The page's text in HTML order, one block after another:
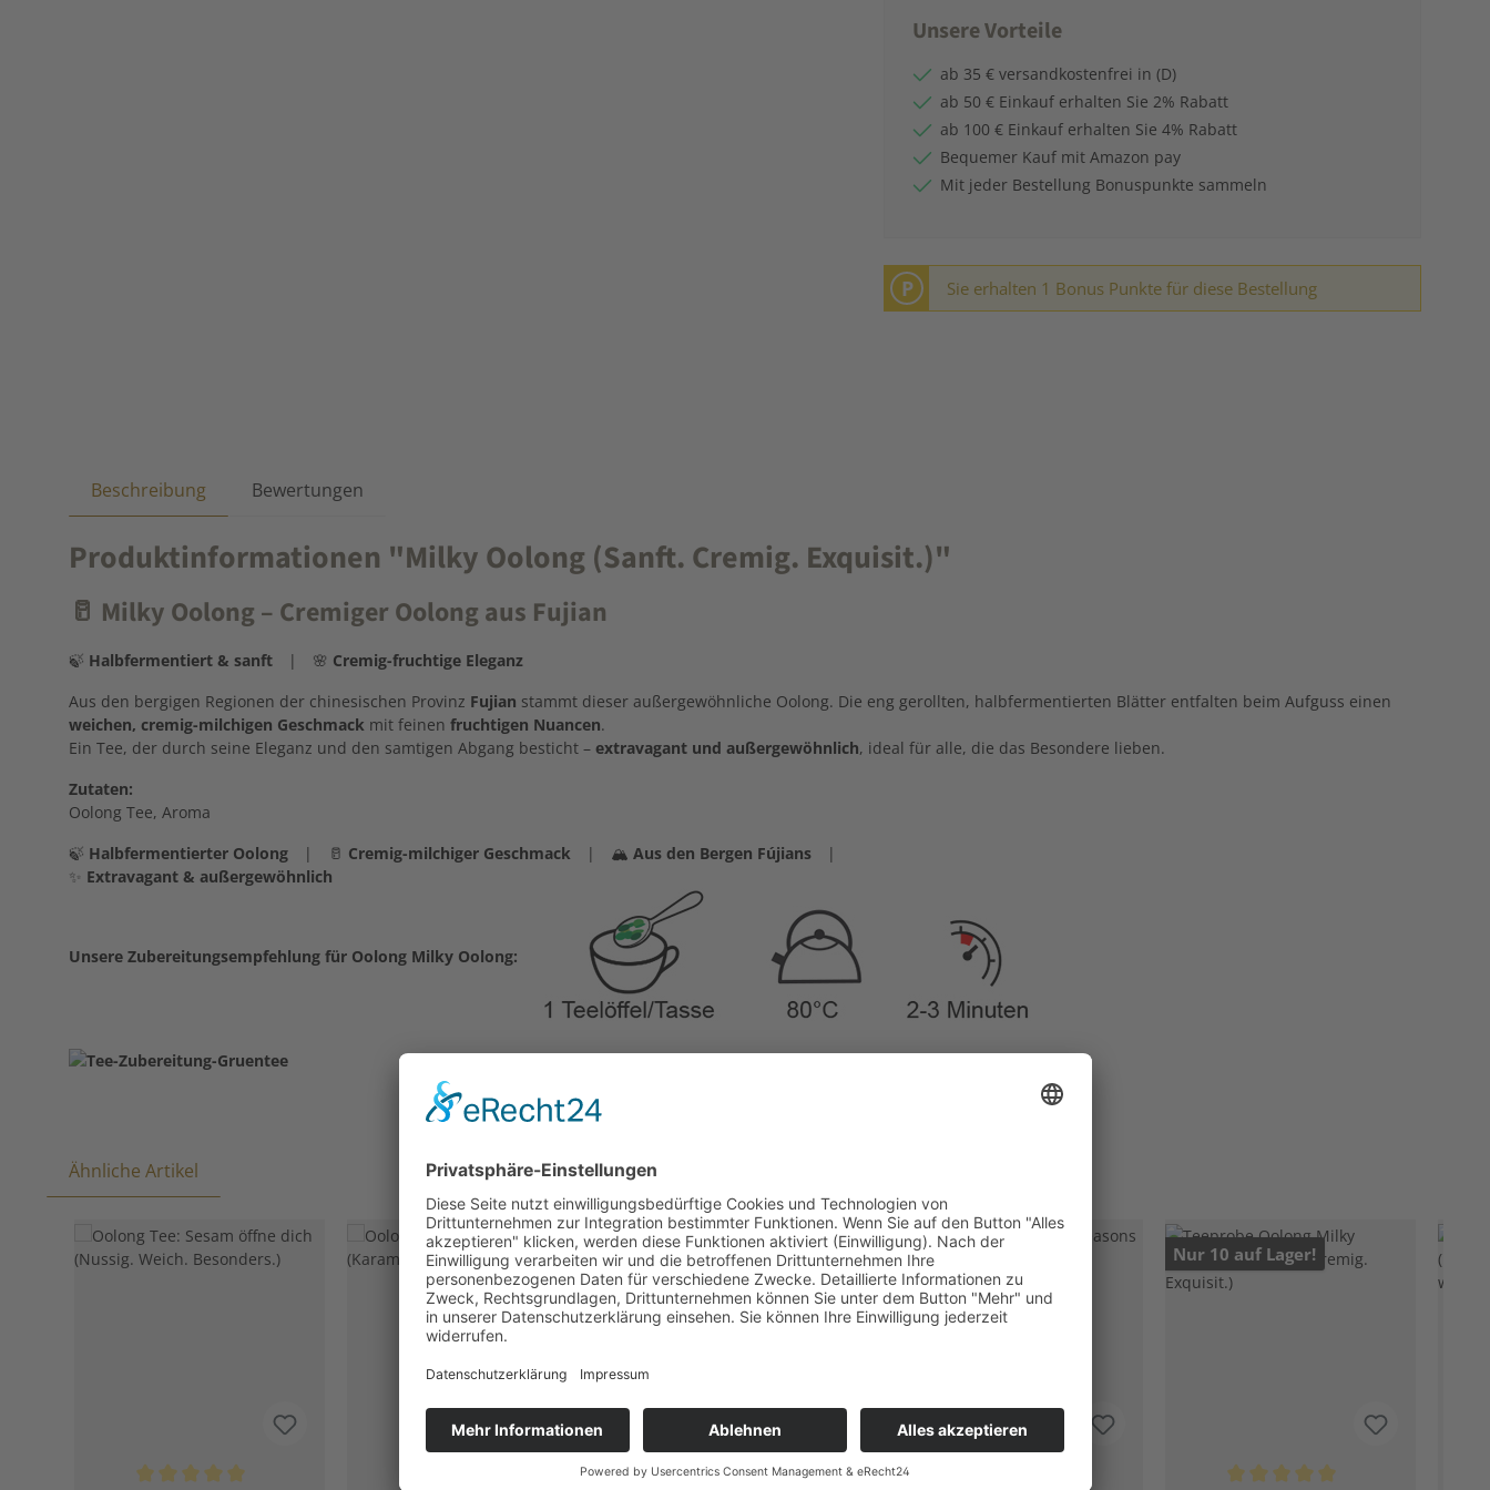
Unsere Vorteile
ab 35 € versandkostenfrei in (D)
ab 50 € Einkauf erhalten Sie 2% Rabatt
ab 100 € Einkauf erhalten Sie 4% Rabatt
Bequemer Kauf mit Amazon pay
Mit jeder Bestellung Bonuspunkte sammeln
P Sie erhalten 1 Bonus Punkte für diese Bestellung
Beschreibung Bewertungen
Produktinformationen "Milky Oolong (Sanft. Cremig. Exquisit.)"
🥛 Milky Oolong – Cremiger Oolong aus Fujian
🍃 Halbfermentiert & sanft | 🌸 Cremig-fruchtige Eleganz
Aus den bergigen Regionen der chinesischen Provinz Fujian stammt dieser außergewöhnliche Oolong. Die eng gerollten, halbfermentierten Blätter entfalten beim Aufguss einen
weichen, cremig-milchigen Geschmack mit feinen fruchtigen Nuancen.
Ein Tee, der durch seine Eleganz und den samtigen Abgang besticht – extravagant und außergewöhnlich, ideal für alle, die das Besondere lieben.
Zutaten:
Oolong Tee, Aroma
🍃 Halbfermentierter Oolong | 🥛 Cremig-milchiger Geschmack | 🏔️ Aus den Bergen Fújians |
✨ Extravagant & außergewöhnlich
Unsere Zubereitungsempfehlung für Oolong Milky Oolong:
Ähnliche Artikel
Produktgalerie überspringen
Nur 10 auf Lager!